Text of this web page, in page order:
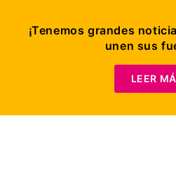
¡Tenemos grandes
unen sus
LEER